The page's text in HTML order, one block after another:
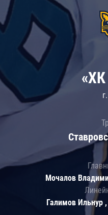
Мочалов
Галимов Ильнур